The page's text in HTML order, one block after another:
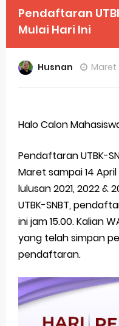
Perpanjangan
PKN STAN Masih
Siaran Pers dan Informasi Peluncuran
Ikutilah Konferensi
Fakta-fakta Penerimaan
Informasi Rekrutmen
Mata Pelajaran
Peraturan Menteri Pendidikan tentang
Perpanjangan
Perpanjangan Masa
Pendaftaran
Mulai Hari Ini
Husnan Maret
Halo Calon
Pendaftaran UTBK-
Maret sampai 14
lulusan 2021, 2022 &
UTBK-SNBT,
ini jam 15.00. Kalian
yang telah simpan
pendaftaran.